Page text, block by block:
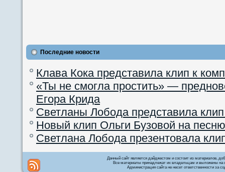
Последние новости
Клава Кока представила клип к
«Ты не смогла простить» —
Егора Крида
Светланы Лобода представила
Новый клип Ольги Бузовой на
Светлана Лобода презентовала
Данный сайт является дайджестом и состоит из материалов,
Все материалы принадлежат их владельцам и выложены на
Администрация сайта не несет ответственности за